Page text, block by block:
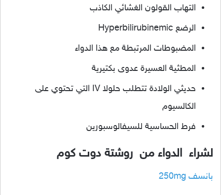
التهاب القولون الغشائي الكاذب
الرضع Hyperbilirubinemic
المضبوطات المرتبطة مع هذا الدواء
المطثية العسيرة عدوى بكتيرية
حديثي الولادة تتطلب حلولا IV التي تحتوي على
الكالسيوم
فرط الحساسية للسيفالوسبورين
لشراء الدواء من روشتة دوت كوم
بانسف 250mg